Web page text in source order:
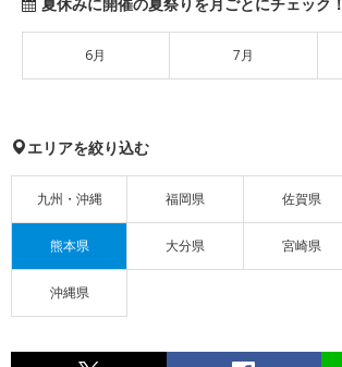
6月 7月
エリアを絞り込む
九州・沖縄 福岡県 佐賀県
熊本県 大分県 宮崎県
沖縄県